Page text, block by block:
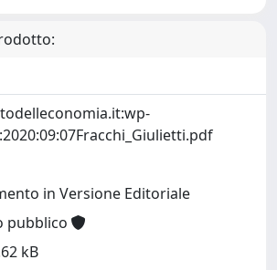
in Versione Editoriale
pubblico
kB